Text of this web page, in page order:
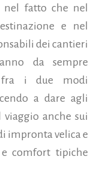
nel fatto che nel
e nel
dei cantieri
da sempre
fra i due modi
a dare agli
anche sui
impronta velica e
comfort tipiche